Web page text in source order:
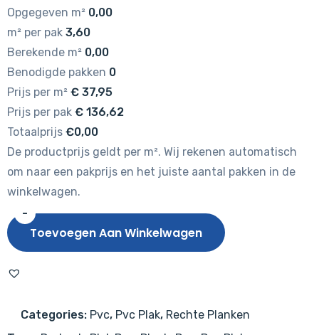
Opgegeven m² 0,00
m² per pak 3,60
Berekende m² 0,00
Benodigde pakken 0
Prijs per m² € 37,95
Prijs per pak € 136,62
Totaalprijs €0,00
De productprijs geldt per m². Wij rekenen automatisch
om naar een pakprijs en het juiste aantal pakken in de
winkelwagen.
-
Tarkett
iD
55
Antik
Toevoegen Aan Winkelwagen
Categories: Pvc, Pvc Plak, Rechte Planken